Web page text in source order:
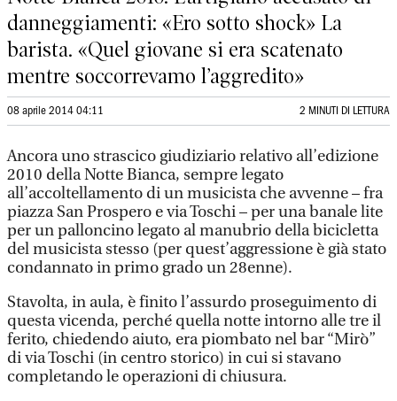
danneggiamenti: «Ero sotto shock» La
barista. «Quel giovane si era scatenato
mentre soccorrevamo l’aggredito»
08 aprile 2014 04:11 2 MINUTI DI LETTURA
Ancora uno strascico giudiziario relativo all’edizione
2010 della Notte Bianca, sempre legato
all’accoltellamento di un musicista che avvenne – fra
piazza San Prospero e via Toschi – per una banale lite
per un palloncino legato al manubrio della bicicletta
del musicista stesso (per quest’aggressione è già stato
condannato in primo grado un 28enne).
Stavolta, in aula, è finito l’assurdo proseguimento di
questa vicenda, perché quella notte intorno alle tre il
ferito, chiedendo aiuto, era piombato nel bar “Mirò”
di via Toschi (in centro storico) in cui si stavano
completando le operazioni di chiusura.